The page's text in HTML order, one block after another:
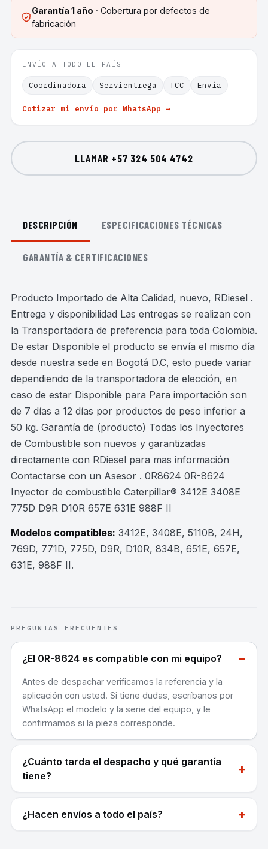
Garantía 1 año · Cobertura por defectos de
fabricación
ENVÍO A TODO EL PAÍS
Coordinadora Servientrega TCC Envía
Cotizar mi envío por WhatsApp →
LLAMAR +57 324 504 4742
DESCRIPCIÓN ESPECIFICACIONES TÉCNICAS
GARANTÍA & CERTIFICACIONES
Producto Importado de Alta Calidad, nuevo, RDiesel .
Entrega y disponibilidad Las entregas se realizan con
la Transportadora de preferencia para toda Colombia.
De estar Disponible el producto se envía el mismo día
desde nuestra sede en Bogotá D.C, esto puede variar
dependiendo de la transportadora de elección, en
caso de estar Disponible para Para importación son
de 7 días a 12 días por productos de peso inferior a
50 kg. Garantía de (producto) Todas los Inyectores
de Combustible son nuevos y garantizadas
directamente con RDiesel para mas información
Contactarse con un Asesor . 0R8624 0R-8624
Inyector de combustible Caterpillar® 3412E 3408E
775D D9R D10R 657E 631E 988F II
Modelos compatibles: 3412E, 3408E, 5110B, 24H,
769D, 771D, 775D, D9R, D10R, 834B, 651E, 657E,
631E, 988F II.
PREGUNTAS FRECUENTES
¿El 0R-8624 es compatible con mi equipo? −
Antes de despachar verificamos la referencia y la
aplicación con usted. Si tiene dudas, escríbanos por
WhatsApp el modelo y la serie del equipo, y le
confirmamos si la pieza corresponde.
¿Cuánto tarda el despacho y qué garantía
tiene?
+
¿Hacen envíos a todo el país? +